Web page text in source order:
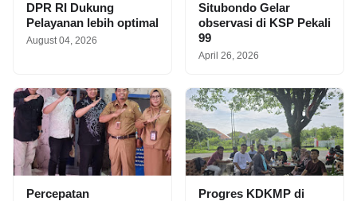
DPR RI Dukung
Pelayanan lebih optimal
August 04, 2026
Situbondo Gelar
observasi di KSP Pekali
99
April 26, 2026
Percepatan
Progres KDKMP di